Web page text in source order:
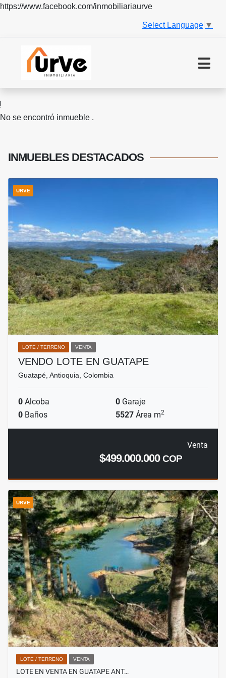
https://www.facebook.com/inmobiliariaurve
Select Language ▼
No se encontró inmueble .
INMUEBLES DESTACADOS
URVE
LOTE / TERRENO VENTA
VENDO LOTE EN GUATAPE
Guatapé, Antioquia, Colombia
0 Alcoba 0 Garaje
0 Baños 5527 Área m2
Venta
$499.000.000COP
URVE
LOTE / TERRENO VENTA
LOTE EN VENTA EN GUATAPE ANT…